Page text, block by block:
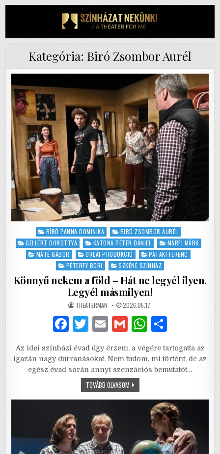
Kategória: Biró Zsombor Aurél
Posted
in
BÍRÓ PANNA DOMINIKA
BIRÓ ZSOMBOR AURÉL
GELLÉRT DOROTTYA
KATONA PÉTER DÁNIEL
MÁRFI MÁRK
MÁTÉ GÁBOR
ORLAI PRODUKCIÓ
PATAKI FERENC
PÉTERFY BORI
SZKÉNÉ SZÍNHÁZ
Könnyű nekem a föld – Hát ne legyél ilyen.
Legyél másmilyen!
AUTHOR:
THEATERMAN PUBLISHED
DATE:
2026.05.17.
F
c
e
o
o
k
T
it
te
r
E
ai
l
G
ai
l
W
at
s
p
p
ar
e
Az idei színházi évad úgy érzem, a végére tartogatta az
igazán nagy durranásokat. Nem tudom, mi történt, de az
egész évad során annyi szenzációs bemutatót…
TOVÁBB OLVASOMKÖNNYŰ
NEKEM
A
LEGYÉL
MÁSMILYEN!